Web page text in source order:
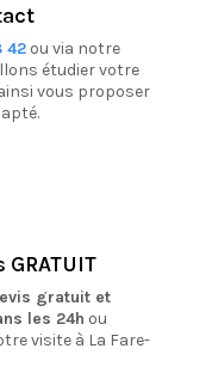
42 ou via notre
étudier votre
vous proposer
gratuit et
les 24h ou
visite à La Fare-